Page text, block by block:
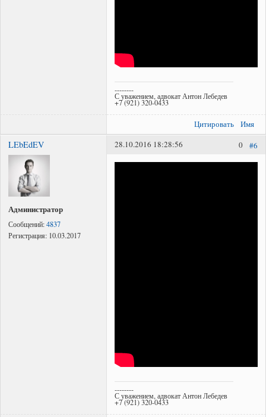
--------
С уважением, адвокат Антон Лебедев
+7 (921) 320-0433
Цитировать Имя
LEbEdEV
Администратор
Сообщений:4837
Регистрация: 10.03.2017
#6
0
28.10.2016 18:28:56
--------
С уважением, адвокат Антон Лебедев
+7 (921) 320-0433